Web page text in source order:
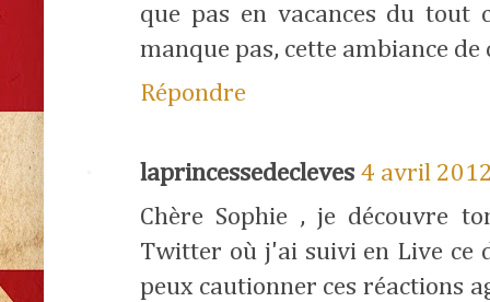
que pas en vacances du tout
manque pas, cette ambiance
Répondre
laprincessedecleves 4 avril
Chère Sophie , je découvre
Twitter où j'ai suivi en Live ce
peux cautionner ces réactions